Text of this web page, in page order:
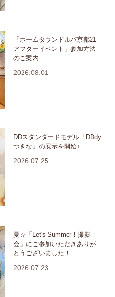
「ホームタウンドルパ京都21
アフターイベント」参加方法
のご案内
2026.08.01
DDスタンダードモデル「DDdy
つきな」の展示を開始♪
2026.07.25
夏☆「Let's Summer！撮影
会」にご参加いただきありが
とうございました！
2026.07.23